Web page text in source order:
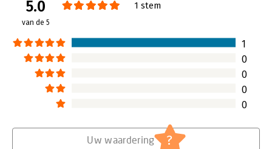
Lees verder
5.0
van de 5
1 stem
1
0
0
0
0
Uw waardering ?